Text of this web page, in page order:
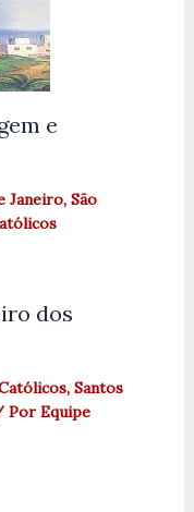
e
Janeiro, São
dos
, Santos
Equipe